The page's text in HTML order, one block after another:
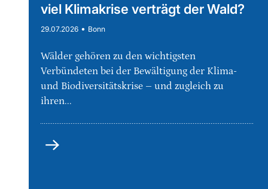
viel Klimakrise verträgt der Wald?
29.07.2026 • Bonn
Wälder gehören zu den wichtigsten
Verbündeten bei der Bewältigung der Klima-
und Biodiversitätskrise – und zugleich zu
ihren...
mehr